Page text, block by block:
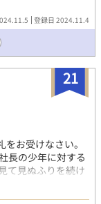
登録日 2024.11.4
21
お受けなさい。
長の少年に対する
て見ぬふりを続け
？ あるいは……ボ